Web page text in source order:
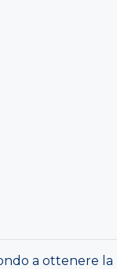
a ottenere la